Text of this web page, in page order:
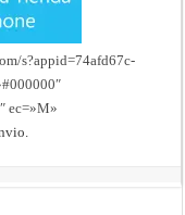
s?appid=74afd67c-
ec=»M»